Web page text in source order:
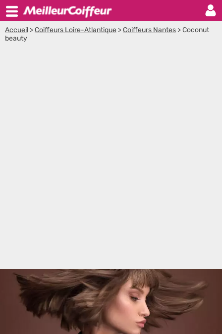
Accueil >Coiffeurs Loire-Atlantique >Coiffeurs Nantes >Coconut
beauty